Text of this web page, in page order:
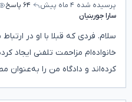
پرسیده شده ۴ ماه پیش ۶۴ پاسخ
سارا جوربنیان
سلام. فردی که قبلا با او در
خانواده‌ام مزاحمت تلفنی ایجاد
کرده‌اند و دادگاه من را به‌عنوان